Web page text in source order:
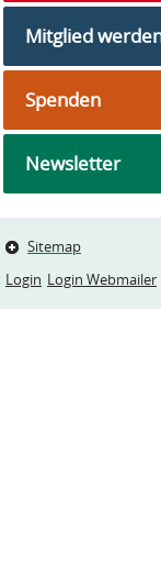
Mitglied
Spenden
Newsletter
Sitemap
Login Login Webmailer